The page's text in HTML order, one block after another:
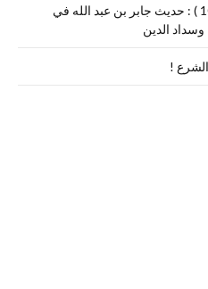
قطوف من روائع السيرة الذهبية ( 10 ) : حديث جابر بن عبد الله في
الدين
!